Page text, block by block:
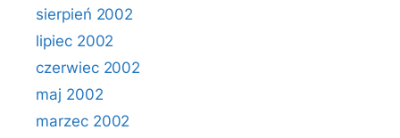
sierpień 2002
lipiec 2002
czerwiec 2002
maj 2002
marzec 2002